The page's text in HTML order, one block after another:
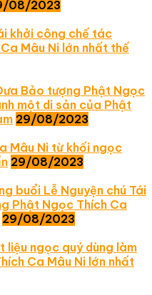
08/2023
khởi công chế tác
Mâu Ni lớn nhất thế
Bảo tượng Phật Ngọc
một di sản của Phật
29/08/2023
Mâu Ni từ khối ngọc
29/08/2023
buổi Lễ Nguyện chú Tái
Phật Ngọc Thích Ca
29/08/2023
liệu ngọc quý dùng làm
Ca Mâu Ni lớn nhất